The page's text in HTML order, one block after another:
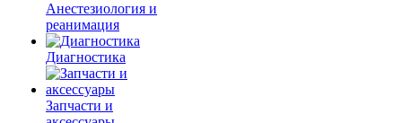
Анестезиология и
реанимация
Диагностика
Запчасти и